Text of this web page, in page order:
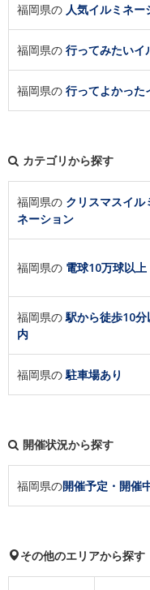
福岡県の 人気イルミネー
福岡県の 行ってみたいイ
福岡県の 行ってよかった
カテゴリから探す
福岡県の クリスマスイル
ネーション
福岡県の 電球10万球以上
福岡県の 駅から徒歩10分
内
福岡県の 駐車場あり
開催状況から探す
福岡県の開催予定・開催
その他のエリアから探す